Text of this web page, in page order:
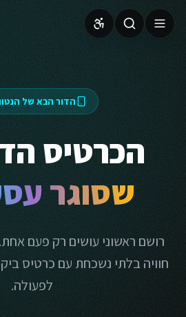
הדור הבא של
הכרטיס
שסוגר
רושם ראשוני עושים רק פעם
חוויה בלתי נשכחת עם כרטיס
לפעולה.